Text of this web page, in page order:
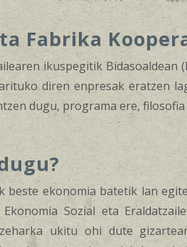
Fabrika
ikuspegitik
diren enpresak eratzen
dugu, programa ere,
beste ekonomia batetik lan
Sozial eta
ukitu ohi dute